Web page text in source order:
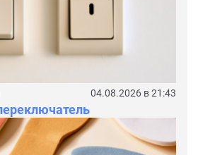
04.08.2026 в 21:43